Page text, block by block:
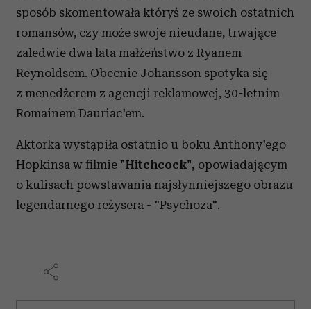
sposób skomentowała któryś ze swoich ostatnich
romansów, czy może swoje nieudane, trwające
zaledwie dwa lata małżeństwo z Ryanem
Reynoldsem. Obecnie Johansson spotyka się
z menedżerem z agencji reklamowej, 30-letnim
Romainem Dauriac'em.
Aktorka wystąpiła ostatnio u boku Anthony'ego
Hopkinsa w filmie "Hitchcock", opowiadającym
o kulisach powstawania najsłynniejszego obrazu
legendarnego reżysera - "Psychoza".